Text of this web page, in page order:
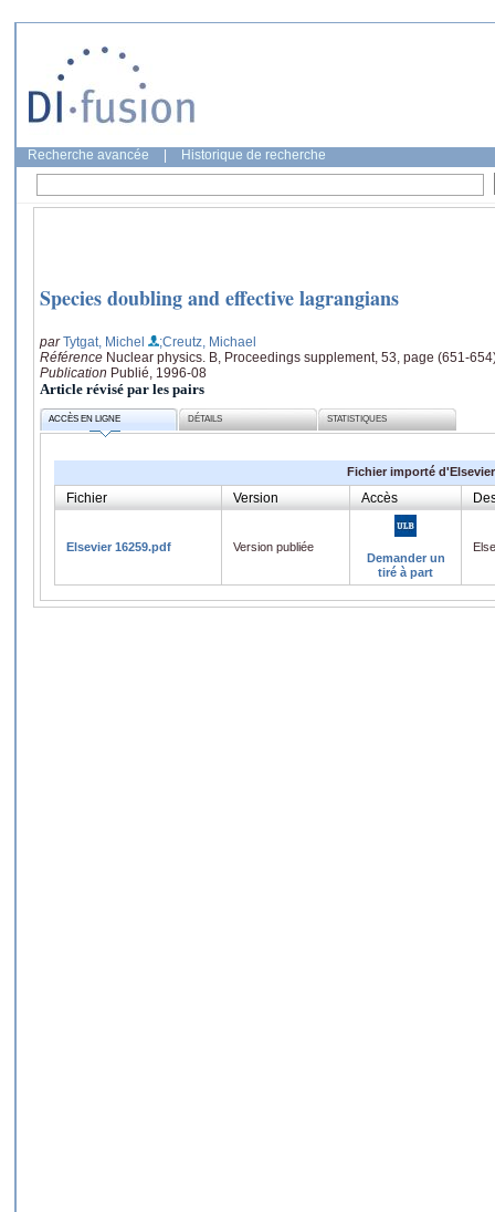
Recherche avancée Historique de recherche
Species doubling and effective lagrangians
parTytgat, Michel
;Creutz, Michael
Référence Nuclear physics. B, Proceedings supplement, 53, page (651-
Publication Publié, 1996-08
Article révisé par les pairs
ACCÈS EN LIGNE DÉTAILS STATISTIQUES
Fichier importé d'Elsevier
Fichier Version Accès
Elsevier 16259.pdf
Version publiée
Demander un
tiré à part